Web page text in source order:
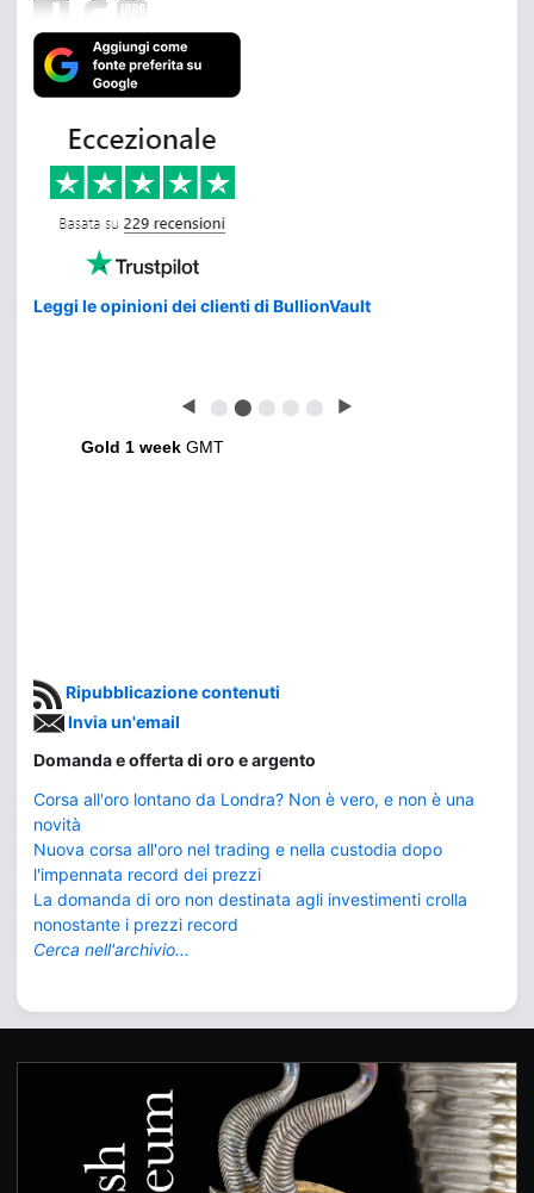
Leggi le opinioni dei clienti di BullionVault
◀ ⬤ ⬤ ⬤ ⬤ ⬤ ▶
Gold 1 week GMT
Ripubblicazione contenuti
Invia un'email
Domanda e offerta di oro e argento
Corsa all'oro lontano da Londra? Non è vero, e non è una
novità
Nuova corsa all'oro nel trading e nella custodia dopo
l'impennata record dei prezzi
La domanda di oro non destinata agli investimenti crolla
nonostante i prezzi record
Cerca nell'archivio...